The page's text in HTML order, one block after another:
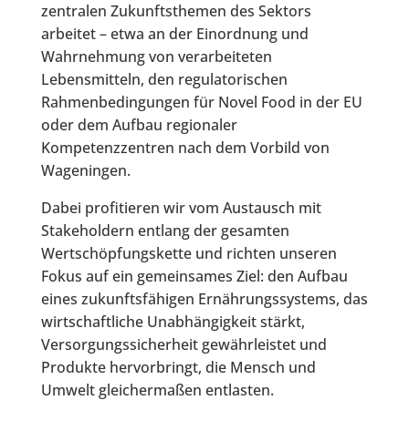
zentralen Zukunftsthemen des Sektors
arbeitet – etwa an der Einordnung und
Wahrnehmung von verarbeiteten
Lebensmitteln, den regulatorischen
Rahmenbedingungen für Novel Food in der EU
oder dem Aufbau regionaler
Kompetenzzentren nach dem Vorbild von
Wageningen.
Dabei profitieren wir vom Austausch mit
Stakeholdern entlang der gesamten
Wertschöpfungskette und richten unseren
Fokus auf ein gemeinsames Ziel: den Aufbau
eines zukunftsfähigen Ernährungssystems, das
wirtschaftliche Unabhängigkeit stärkt,
Versorgungssicherheit gewährleistet und
Produkte hervorbringt, die Mensch und
Umwelt gleichermaßen entlasten.